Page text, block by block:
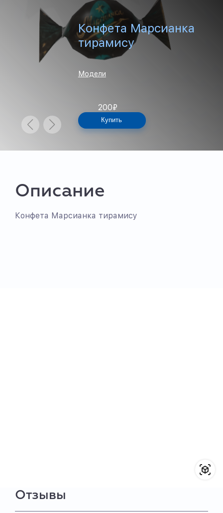
Конфета Марсианка
тирамису
Модели
200₽
Купить
Описание
Конфета Марсианка тирамису
Отзывы